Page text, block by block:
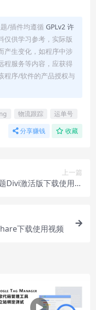
/插件均遵循 GPLv2 许
仅供学习参考，实际版
产生变化，如程序中涉
程服务等内容，应获得
程序/软件的产品授权与
物流跟踪 运单号
分享赚钱 收藏
上一篇
Divi激活版下载使用视
下载使用视频